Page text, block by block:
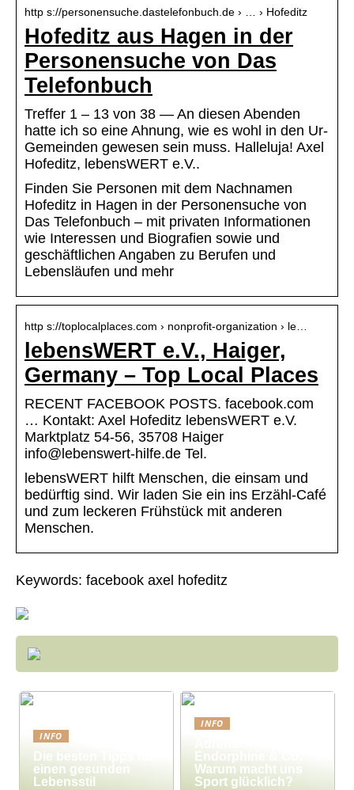
http s://personensuche.dastelefonbuch.de › … › Hofeditz
Hofeditz aus Hagen in der
Personensuche von Das
Telefonbuch
Treffer 1 – 13 von 38 — An diesen Abenden
hatte ich so eine Ahnung, wie es wohl in den Ur-
Gemeinden gewesen sein muss. Halleluja! Axel
Hofeditz, lebensWERT e.V..
Finden Sie Personen mit dem Nachnamen
Hofeditz in Hagen in der Personensuche von
Das Telefonbuch – mit privaten Informationen
wie Interessen und Biografien sowie und
geschäftlichen Angaben zu Berufen und
Lebensläufen und mehr
http s://toplocalplaces.com › nonprofit-organization › le…
lebensWERT e.V., Haiger,
Germany – Top Local Places
RECENT FACEBOOK POSTS. facebook.com
… Kontakt: Axel Hofeditz lebensWERT e.V.
Marktplatz 54-56, 35708 Haiger
info@lebenswert-hilfe.de Tel.
lebensWERT hilft Menschen, die einsam und
bedürftig sind. Wir laden Sie ein ins Erzähl-Café
und zum leckeren Frühstück mit anderen
Menschen.
Keywords: facebook axel hofeditz
INFO
Die besten Tipps für
einen gesunden
Lebensstil
INFO
Endorphine & Co:
Warum macht uns
Sport glücklich?